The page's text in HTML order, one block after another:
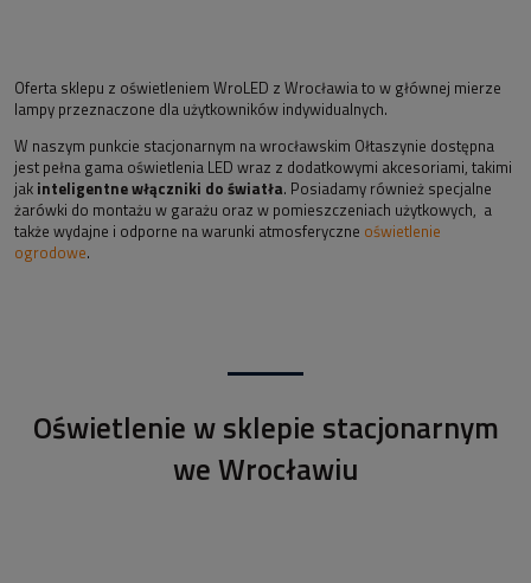
Oferta sklepu z oświetleniem WroLED z Wrocławia to w głównej mierze
lampy przeznaczone dla użytkowników indywidualnych.
W naszym punkcie stacjonarnym na wrocławskim Ołtaszynie dostępna
jest pełna gama oświetlenia LED wraz z dodatkowymi akcesoriami, takimi
jak inteligentne włączniki do światła. Posiadamy również specjalne
żarówki do montażu w garażu oraz w pomieszczeniach użytkowych, a
także wydajne i odporne na warunki atmosferyczne oświetlenie
ogrodowe.
Oświetlenie w sklepie stacjonarnym
we Wrocławiu